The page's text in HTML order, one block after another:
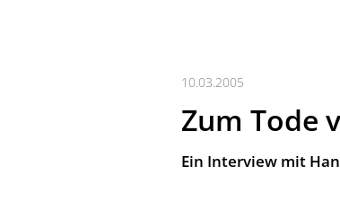
10.03.2005
Zum Tode
Ein Interview mit